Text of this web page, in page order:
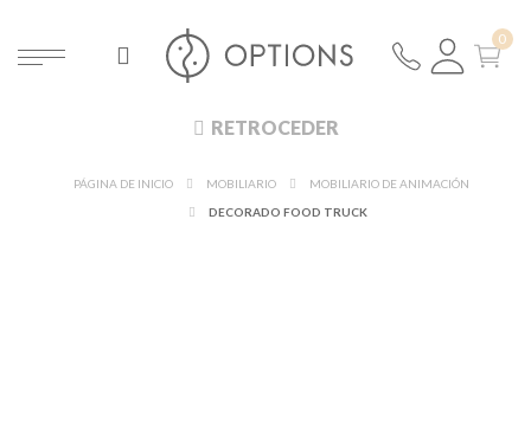
RETROCEDER
PÁGINA DE INICIO MOBILIARIO
MOBILIARIO DE ANIMACIÓN
DECORADO FOOD TRUCK